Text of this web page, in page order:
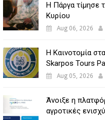
Η Πάργα τίμησε
Κυρίου
Aug 06, 2026
Η Καινοτομία
Skarpos Tours
Aug 05, 2026
Άνοιξε η
αγροτικές